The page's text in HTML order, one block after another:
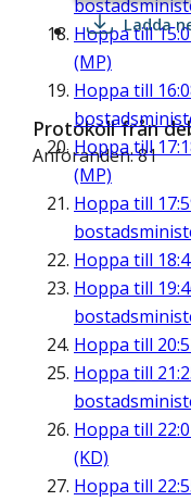
Hoppa till
(MP)
Hoppa till
Hoppa till
(MP)
Hoppa till
Hoppa till
Hoppa till
Hoppa till
Hoppa till
Hoppa till
(KD)
Hoppa till
Ladda
Protokoll från
Anföranden: 81